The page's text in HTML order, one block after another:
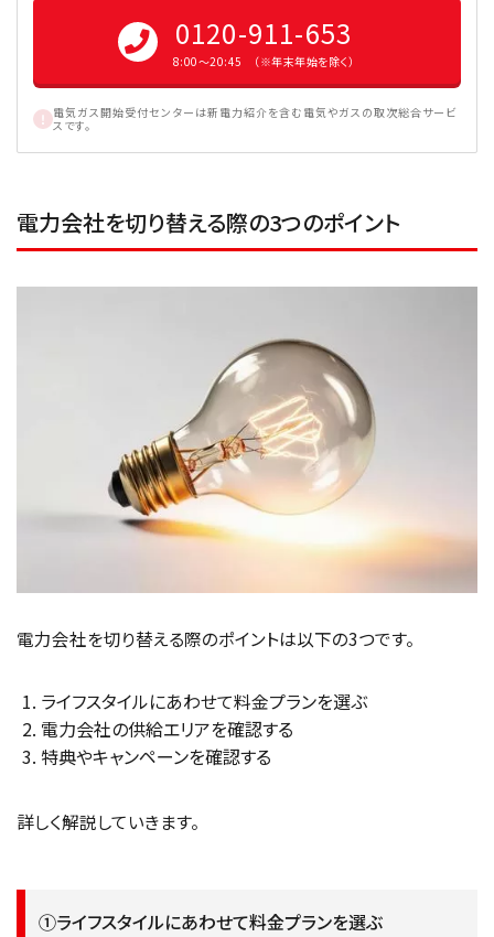
0120-911-653
8:00〜20:45 （※年末年始を除く）
電気ガス開始受付センターは新電力紹介を含む電気やガスの取次総合サービ
スです。
電力会社を切り替える際の3つのポイント
電力会社を切り替える際のポイントは以下の3つです。
ライフスタイルにあわせて料金プランを選ぶ
電力会社の供給エリアを確認する
特典やキャンペーンを確認する
詳しく解説していきます。
①ライフスタイルにあわせて料金プランを選ぶ